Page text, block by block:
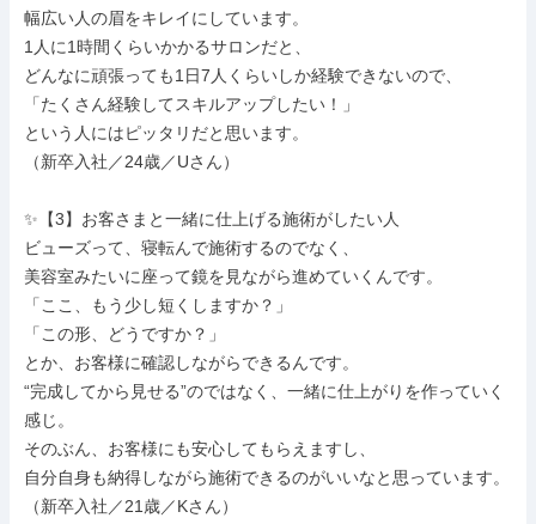
幅広い人の眉をキレイにしています。
1人に1時間くらいかかるサロンだと、
どんなに頑張っても1日7人くらいしか経験できないので、
「たくさん経験してスキルアップしたい！」
という人にはピッタリだと思います。
（新卒入社／24歳／Uさん）
✨【3】お客さまと一緒に仕上げる施術がしたい人
ビューズって、寝転んで施術するのでなく、
美容室みたいに座って鏡を見ながら進めていくんです。
「ここ、もう少し短くしますか？」
「この形、どうですか？」
とか、お客様に確認しながらできるんです。
“完成してから見せる”のではなく、一緒に仕上がりを作っていく
感じ。
そのぶん、お客様にも安心してもらえますし、
自分自身も納得しながら施術できるのがいいなと思っています。
（新卒入社／21歳／Kさん）